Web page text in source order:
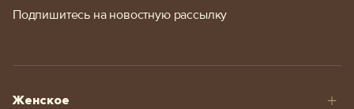
Подпишитесь на новостную рассылку
Женское